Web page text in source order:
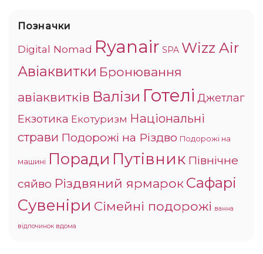
Позначки
Digital Nomad Ryanair SPA Wizz Air
Авіаквитки Бронювання
авіаквитків Валізи Готелі Джетлаг
Екзотика Екотуризм Національні
страви Подорожі на Різдво Подорожі на
машині Поради Путівник Північне
сяйво Різдвяний ярмарокСафарі
Сувеніри Сімейні подорожі ванна
відпочинок вдома